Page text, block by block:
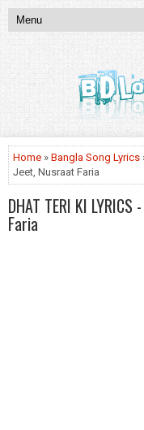
Home » Bangla Song Lyrics
Jeet, Nusraat Faria
DHAT TERI KI‬‬
Faria